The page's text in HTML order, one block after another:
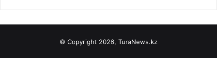
© Copyright 2026, TuraNews.kz